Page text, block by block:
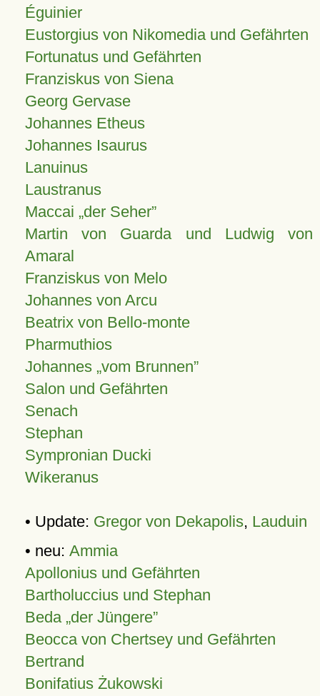
Éguinier
Eustorgius von Nikomedia und Gefährten
Fortunatus und Gefährten
Franziskus von Siena
Georg Gervase
Johannes Etheus
Johannes Isaurus
Lanuinus
Laustranus
Maccai „der Seher”
Martin von Guarda und Ludwig von
Amaral
Franziskus von Melo
Johannes von Arcu
Beatrix von Bello-monte
Pharmuthios
Johannes vom Brunnen
Salon und Gefährten
Senach
Stephan
Sympronian Ducki
Wikeranus
• Update: Gregor von Dekapolis, Lauduin
• neu: Ammia
Apollonius und Gefährten
Bartholuccius und Stephan
Beda „der Jüngere”
Beocca von Chertsey und Gefährten
Bertrand
Bonifatius Żukowski